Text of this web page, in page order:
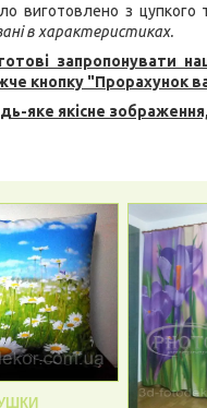
виготовлено з цупкого
в характеристиках.
запропонувати
кнопку "Прорахунок
яке якісне